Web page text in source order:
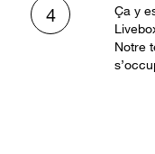
4
Ça y
Notre